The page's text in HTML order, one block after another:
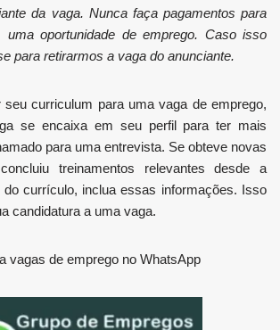
da vaga. Nunca faça pagamentos para
uma oportunidade de emprego. Caso isso
para retirarmos a vaga do anunciante.
seu curriculum para uma vaga de emprego,
se encaixa em seu perfil para ter mais
para uma entrevista. Se obteve novas
treinamentos relevantes desde a
do currículo, inclua essas informações. Isso
candidatura a uma vaga.
vagas de emprego no WhatsApp